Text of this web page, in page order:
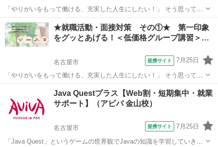
「やりがいをもって働ける、充実した人生にしたい！」 そう思って頑
張る大学生、就活生を応援する講座です。 新卒での就活は一度きり。
納得した形で就職活動を終えることができるようサポートします。 弊
社「ＬＧＣアカデミー」ホームペ...
愛知 名古屋市 話し方
★就職活動・面接対策 その①★ 第一印象
をグッとあげる！＜低価格グループ講習＞…
名古屋市 提携サイト 7月25日
「やりがいをもって働ける、充実した人生にしたい！」 そう思って頑
張る大学生、就活生を応援する講座です。 新卒での就活は一度きり。
納得した形で就職活動を終えることができるようサポートします! 「Ｌ
ＧＣアカデミー」ホームページ...
名古屋市 話し方
Java Questプラス【Web割・短期集中・就業
サポート】（アビバ 金山校）
名古屋市 提携サイト 7月25日
「Java Quest」というゲームの世界観でJavaの知識を学習していきま